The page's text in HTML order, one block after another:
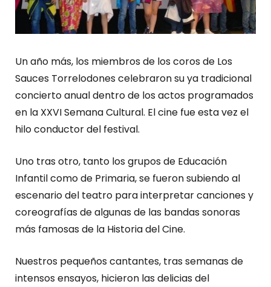
Un año más, los miembros de los coros de Los
Sauces Torrelodones celebraron su ya tradicional
concierto anual dentro de los actos programados
en la XXVI Semana Cultural. El cine fue esta vez el
hilo conductor del festival.
Uno tras otro, tanto los grupos de Educación
Infantil como de Primaria, se fueron subiendo al
escenario del teatro para interpretar canciones y
coreografías de algunas de las bandas sonoras
más famosas de la Historia del Cine.
Nuestros pequeños cantantes, tras semanas de
intensos ensayos, hicieron las delicias del